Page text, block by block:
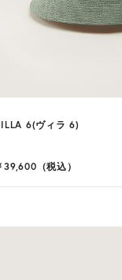
6(ヴィラ 6)
39,600（税込）